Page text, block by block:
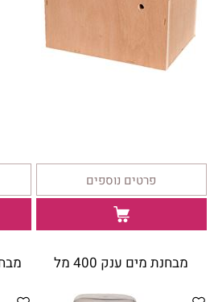
פרטים נוספים
מבחנת מים ענק 400 מל